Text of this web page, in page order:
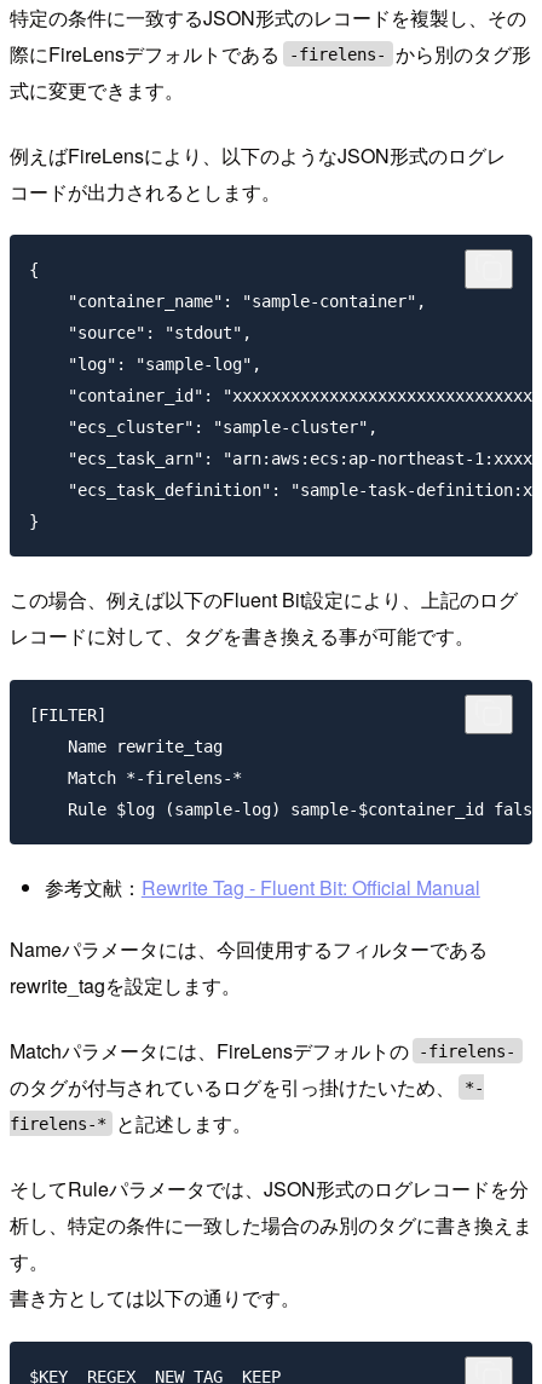
特定の条件に一致するJSON形式のレコードを複製し、その
際にFireLensデフォルトである
-firelens-
から別のタグ形
式に変更できます。
例えばFireLensにより、以下のようなJSON形式のログレ
コードが出力されるとします。
{
    "container_name": "sample-container",
    "source": "stdout",
    "log": "sample-log",
"container_id":
    "ecs_cluster": "sample-cluster",
"ecs_task_arn": "arn:aws:ecs:ap-northeast-
    "ecs_task_definition": "sample-task-definition:x"
この場合、例えば以下のFluent Bit設定により、上記のログ
レコードに対して、タグを書き換える事が可能です。
[FILTER]
    Name rewrite_tag
    Match *-firelens-*
参考文献： Rewrite Tag - Fluent Bit: Official Manual
Nameパラメータには、今回使用するフィルターである
rewrite_tagを設定します。
Matchパラメータには、FireLensデフォルトの -firelens-
のタグが付与されているログを引っ掛けたいため、
*-
firelens-*
と記述します。
そしてRuleパラメータでは、JSON形式のログレコードを分
析し、特定の条件に一致した場合のみ別のタグに書き換えま
す。
書き方としては以下の通りです。